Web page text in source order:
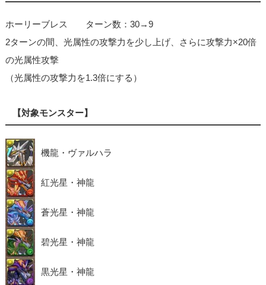
ホーリーブレス ターン数：30→9
2ターンの間、光属性の攻撃力を少し上げ、さらに攻撃力×20倍
の光属性攻撃
（光属性の攻撃力を1.3倍にする）
【対象モンスター】
機龍・ヴァルハラ
紅光星・神龍
蒼光星・神龍
碧光星・神龍
黒光星・神龍